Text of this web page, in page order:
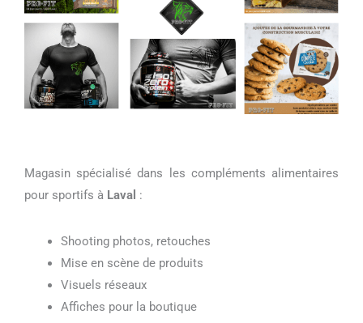
Magasin spécialisé dans les compléments alimentaires
pour sportifs à Laval :
Shooting photos, retouches
Mise en scène de produits
Visuels réseaux
Affiches pour la boutique